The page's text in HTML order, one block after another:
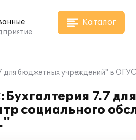
Каталог
для бюджетных учреждений" в
7.7
социального